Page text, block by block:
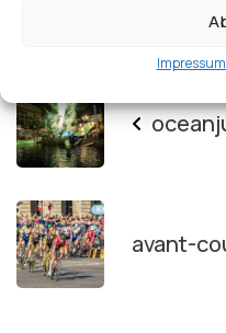
avant-